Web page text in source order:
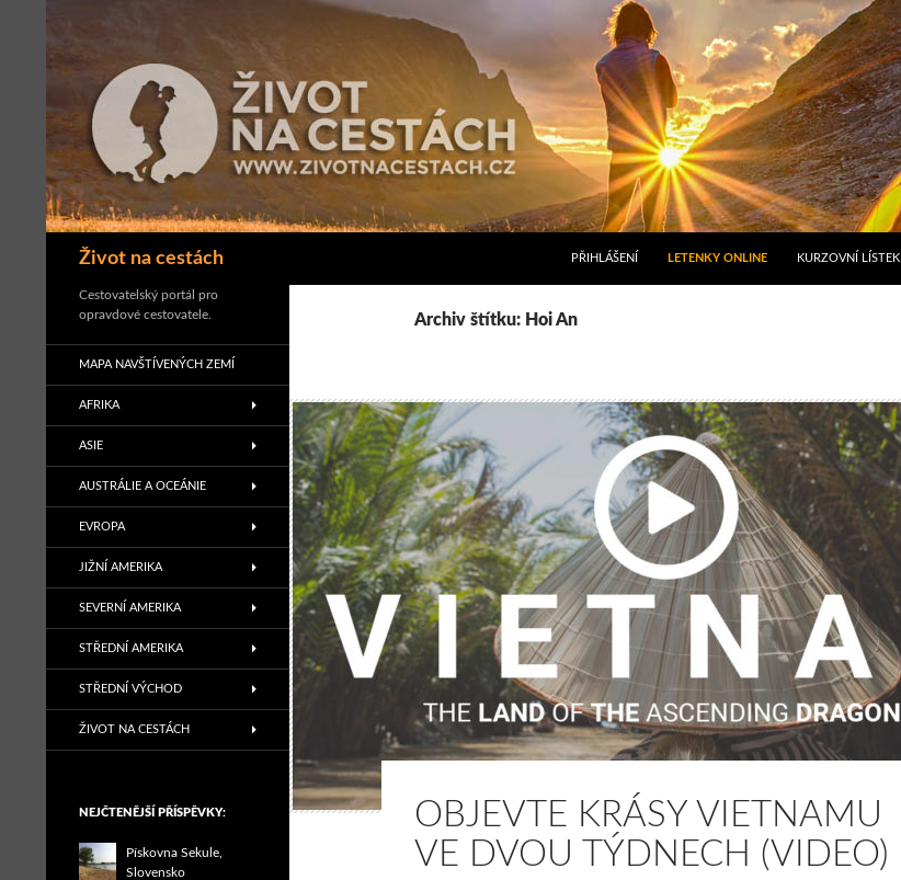
Život na cestách
Hledat
PŘIHLÁŠENÍ LETENKY ONLINE KURZOVNÍ LÍSTEK
Archiv štítku: Hoi An
OBJEVTE KRÁSY VIETNAMU
VE DVOU TÝDNECH (VIDEO)
Cestovatelský portál pro
opravdové cestovatele.
MAPA NAVŠTÍVENÝCH ZEMÍ
AFRIKA
ASIE
AUSTRÁLIE A OCEÁNIE
EVROPA
JIŽNÍ AMERIKA
SEVERNÍ AMERIKA
STŘEDNÍ AMERIKA
STŘEDNÍ VÝCHOD
ŽIVOT NA CESTÁCH
NEJČTENĚJŠÍ PŘÍSPĚVKY:
Pískovna Sekule,
Slovensko